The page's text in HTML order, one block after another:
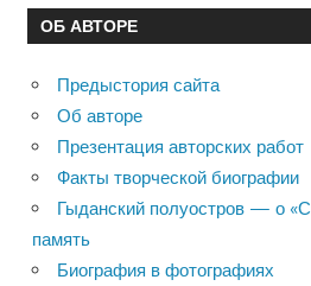
ОБ АВТОРЕ
Предыстория сайта
Об авторе
Презентация авторских работ
Факты творческой биографии
Гыданский полуостров — о
память
Биография в фотографиях